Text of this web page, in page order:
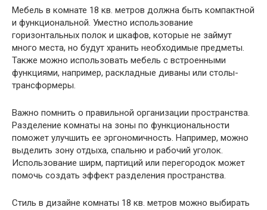
Мебель в комнате 18 кв. метров должна быть компактной
и функциональной. Уместно использование
горизонтальных полок и шкафов, которые не займут
много места, но будут хранить необходимые предметы.
Также можно использовать мебель с встроенными
функциями, например, раскладные диваны или столы-
трансформеры.
Важно помнить о правильной организации пространства.
Разделение комнаты на зоны по функциональности
поможет улучшить ее эргономичность. Например, можно
выделить зону отдыха, спальню и рабочий уголок.
Использование ширм, партиций или перегородок может
помочь создать эффект разделения пространства.
Стиль в дизайне комнаты 18 кв. метров можно выбирать